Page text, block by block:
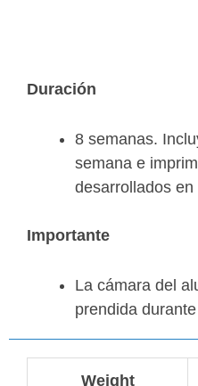
Duración
8 semanas.
semana e
desarrollados en
Importante
La cámara del
prendida
Weight